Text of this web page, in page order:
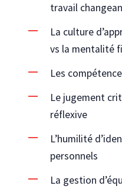
travail
La culture
vs la mentalité
Les
Le jugement
réflexive
L’humilité
personnels
La gestion